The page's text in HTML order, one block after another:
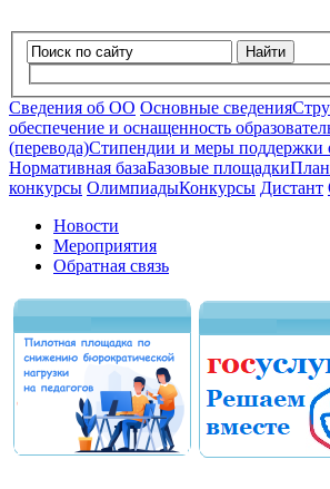
Найти
Сведения об ОО Основные сведения
обеспечение и оснащенность
(перевода)Стипендии и меры поддержки
Нормативная базаБазовые площадки
конкурсы ОлимпиадыКонкурсы Дистант
Новости
Мероприятия
Обратная связь